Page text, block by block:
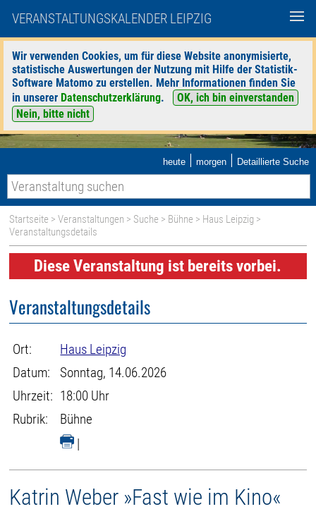
VERANSTALTUNGSKALENDER LEIPZIG
Wir verwenden Cookies, um für diese Website anonymisierte,
statistische Auswertungen der Nutzung mit Hilfe der Statistik-
Software Matomo zu erstellen. Mehr Informationen finden Sie
in unserer Datenschutzerklärung.
OK, ich bin einverstanden
Nein, bitte nicht
heute | morgen | Detaillierte Suche
Startseite >Veranstaltungen > Suche > Bühne > Haus Leipzig >
Veranstaltungsdetails
Diese Veranstaltung ist bereits vorbei.
Veranstaltungsdetails
Ort:
Haus Leipzig
Datum:
Sonntag, 14.06.2026
Uhrzeit: 18:00 Uhr
Rubrik:
Bühne
|
Katrin Weber »Fast wie im Kino«